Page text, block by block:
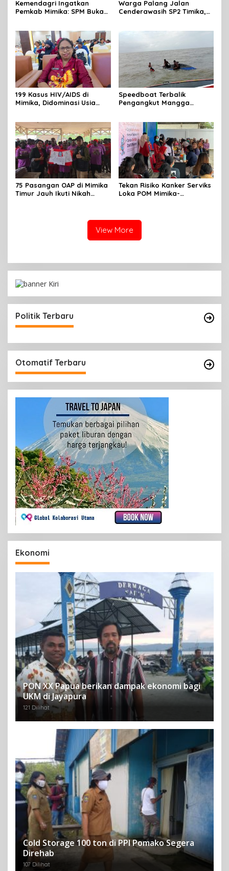
Kemendagri Ingatkan
Pemkab Mimika: SPM Bukan
Rakyat
Warga Palang Jalan
Cenderawasih SP2 Timika,
199 Kasus HIV/AIDS di
Mimika, Didominasi Usia
Speedboat Terbalik
Pengangkut Mangga
75 Pasangan OAP di Mimika
Timur Jauh Ikuti Nikah
Tekan Risiko Kanker Serviks
Loka POM Mimika-
View More
Politik Terbaru
Otomatif Terbaru
Ekonomi
PON XX Papua berikan dampak ekonomi bagi
UKM di Jayapura
121 Dilihat
Cold Storage 100 ton di PPI Pomako Segera
Direhab
107 Dilihat